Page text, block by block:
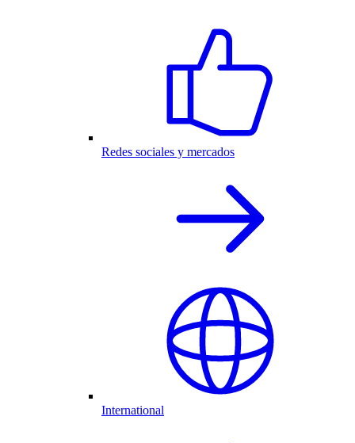
Redes sociales y mercados
International